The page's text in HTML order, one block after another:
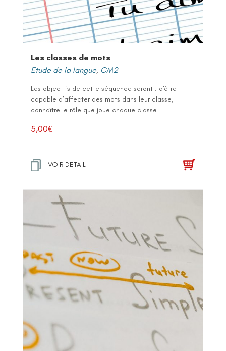
Les classes de mots
Etude de la langue, CM2
Les objectifs de cette séquence seront : d'être
capable d’affecter des mots dans leur classe,
connaître le rôle que joue chaque classe...
5,00€
VOIR DETAIL